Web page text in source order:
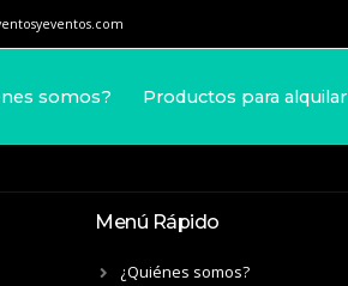
somos? Productos para alquilar
Menú Rápido
¿Quiénes somos?